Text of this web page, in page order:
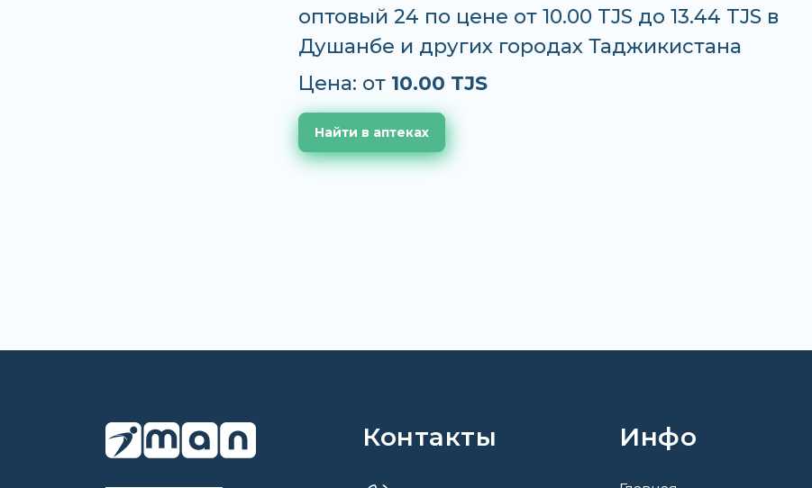
оптовый 24 по цене от 10.00 TJS до 13.44 TJS в
Душанбе и других городах Таджикистана
Цена: от 10.00 TJS
Найти в аптеках
Контакты Инфо